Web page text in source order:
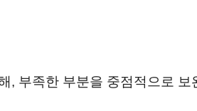
, 부족한 부분을 중점적으로 보